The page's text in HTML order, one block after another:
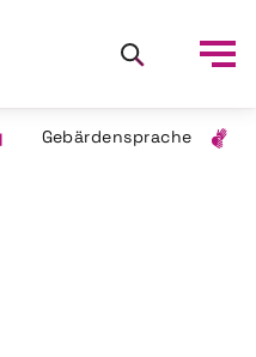
Gebärdensprache